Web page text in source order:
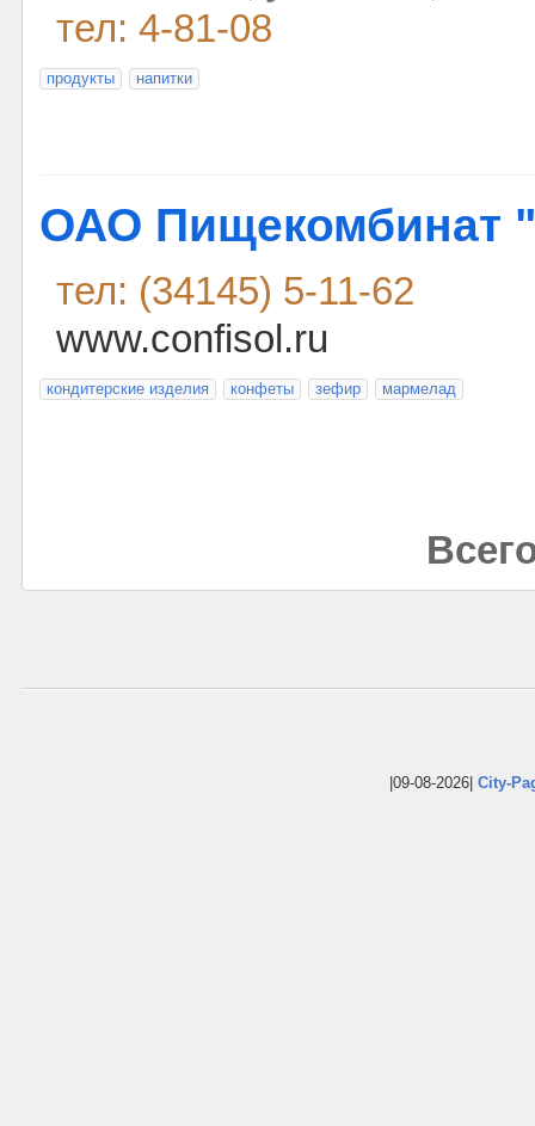
тел: 4-81-08
продукты напитки
ОАО Пищекомбинат
тел: (34145) 5-11-62
www.confisol.ru
кондитерские изделия конфеты зефир мармелад
|09-08-2026| City-